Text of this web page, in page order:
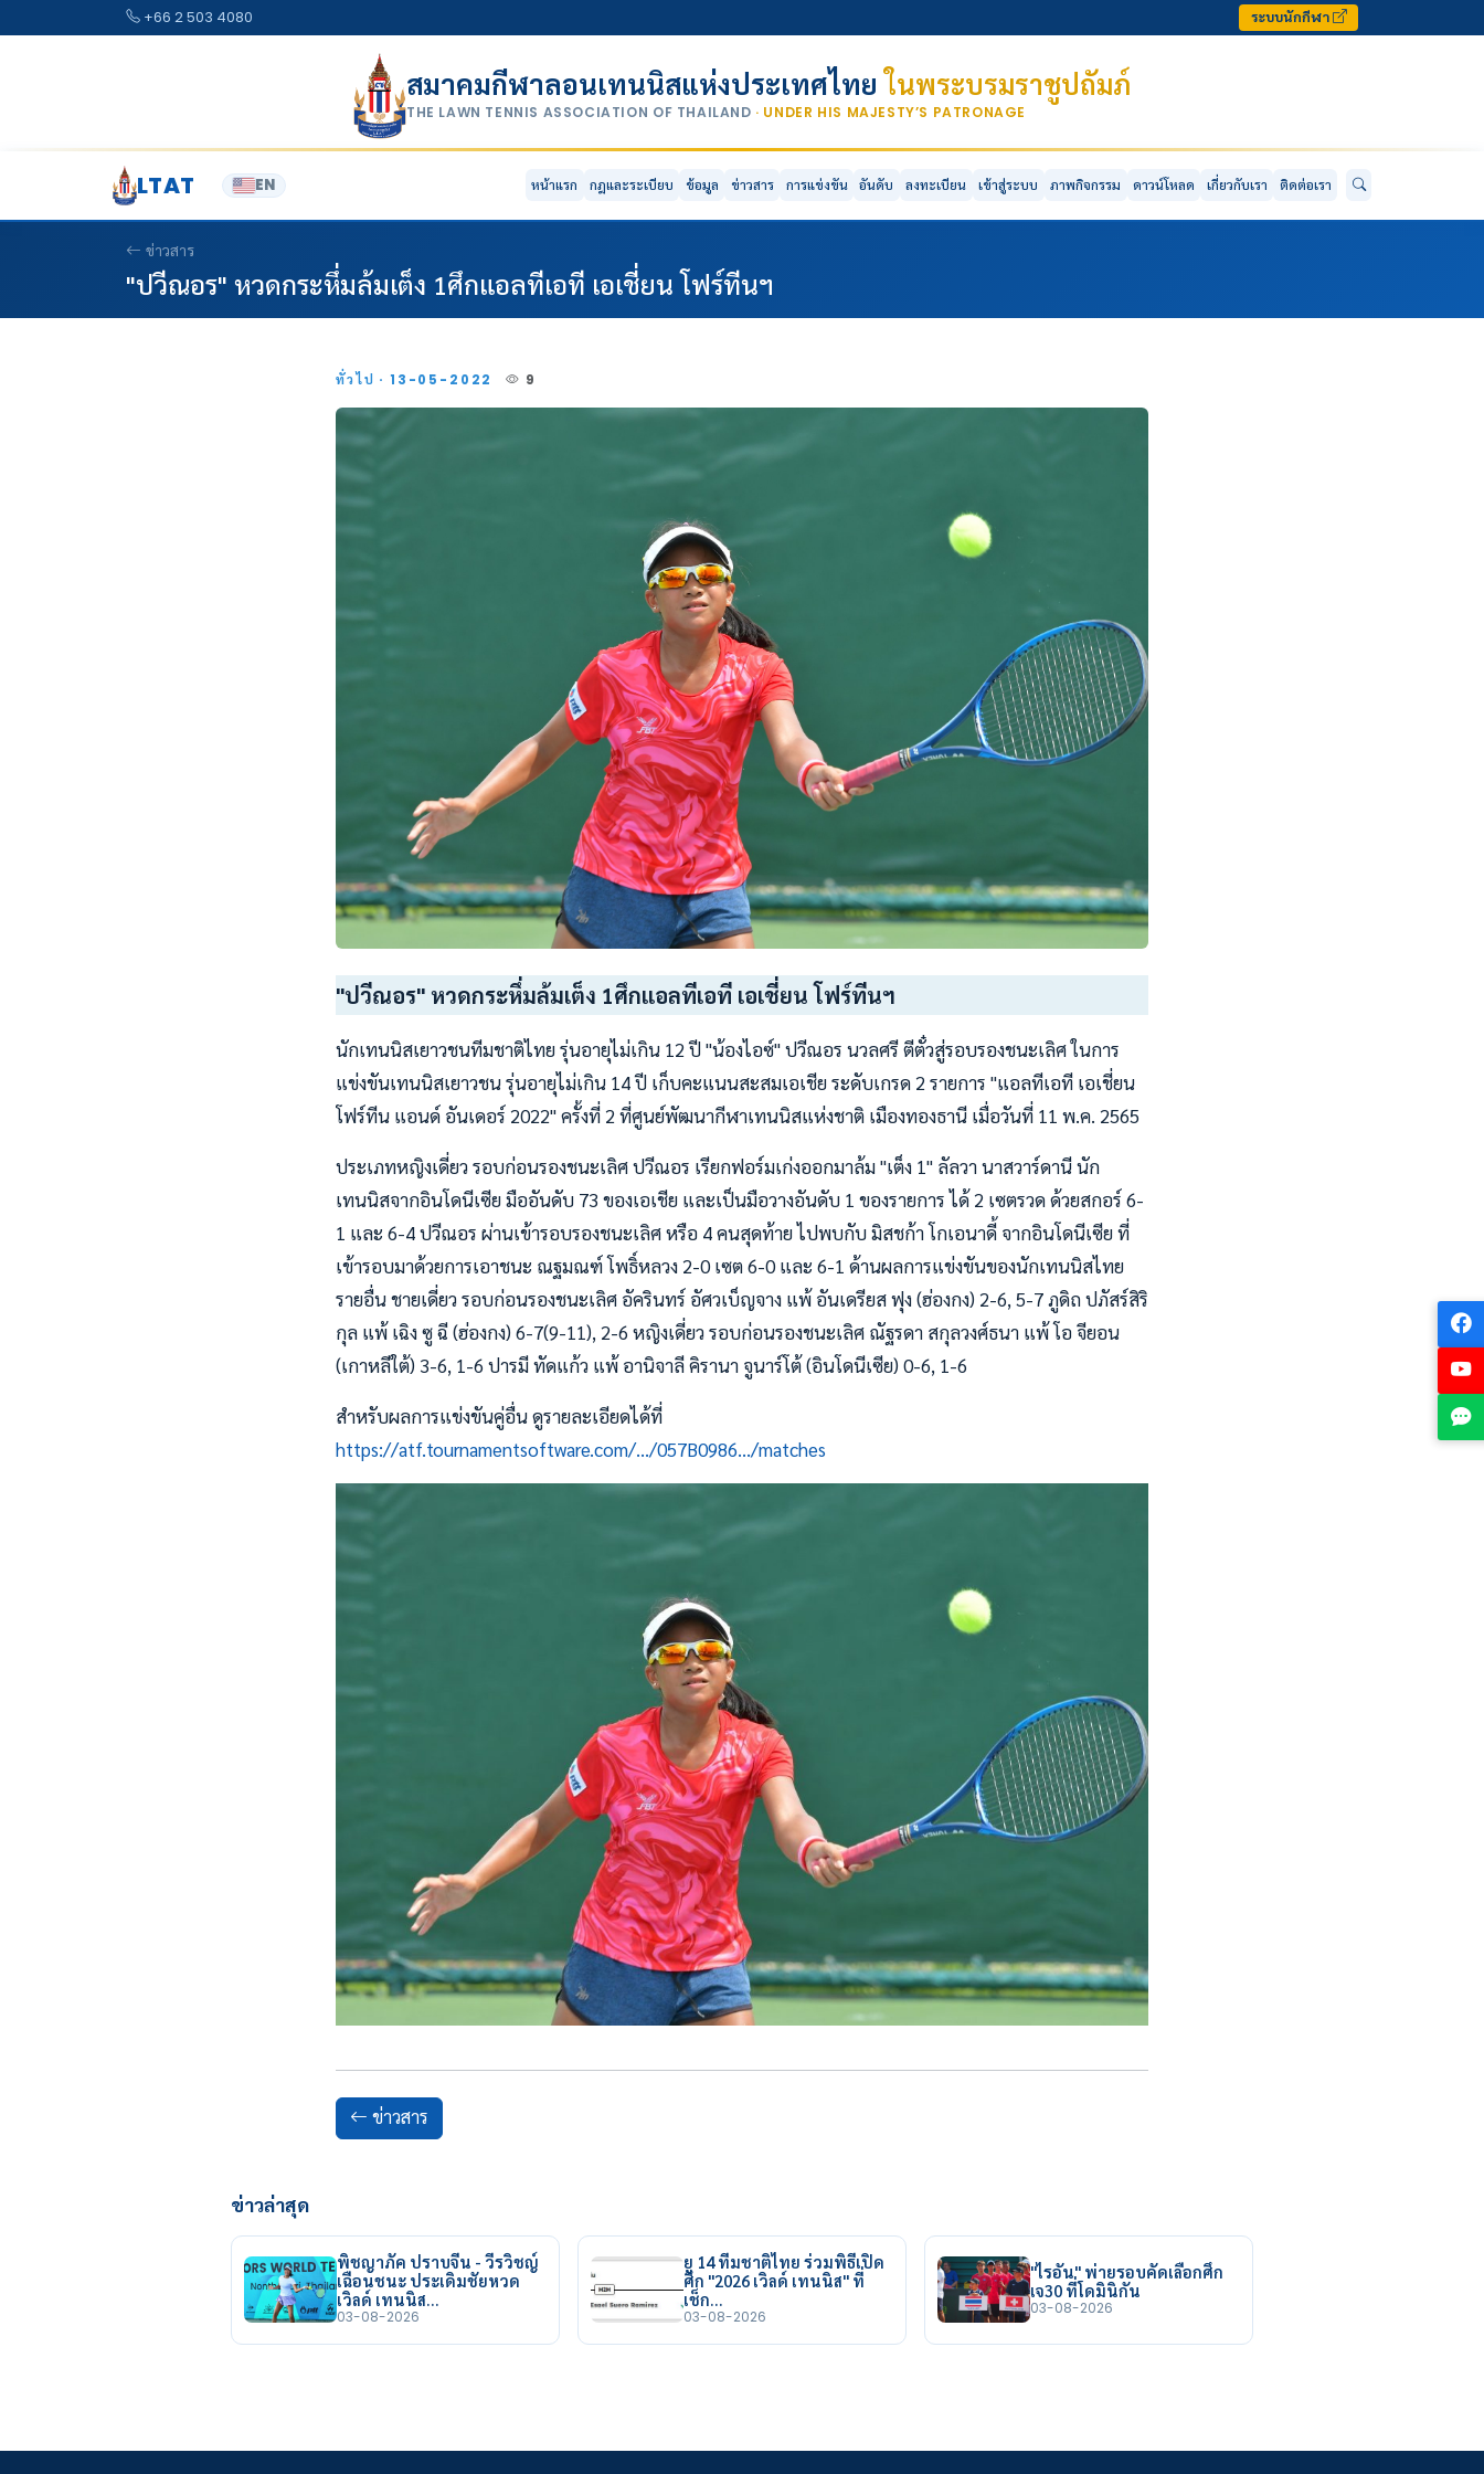
+66 2 503 4080 ระบบนักกีฬา
สมาคมกีฬาลอนเทนนิสแห่งประเทศไทยในพระบรมราชูปถัมภ์
THE LAWN TENNIS ASSOCIATION OF THAILAND · UNDER HIS MAJESTY’S PATRONAGE
LTAT EN หน้าแรก กฎและระเบียบ ข้อมูล ข่าวสาร การแข่งขัน อันดับ ลงทะเบียน เข้าสู่ระบบ ภาพกิจกรรม ดาวน์โหลด เกี่ยวกับเรา ติดต่อเรา
ข่าวสาร
"ปวีณอร" หวดกระหึ่มล้มเต็ง 1ศึกแอลทีเอที เอเชี่ยน โฟร์ทีนฯ
ทั่วไป · 13-05-2022 9
"ปวีณอร" หวดกระหึ่มล้มเต็ง 1ศึกแอลทีเอที เอเชี่ยน โฟร์ทีนฯ
นักเทนนิสเยาวชนทีมชาติไทย รุ่นอายุไม่เกิน 12 ปี "น้องไอซ์" ปวีณอร นวลศรี ตีตั๋วสู่รอบรองชนะเลิศ ในการ
แข่งขันเทนนิสเยาวชน รุ่นอายุไม่เกิน 14 ปี เก็บคะแนนสะสมเอเชีย ระดับเกรด 2 รายการ "แอลทีเอที เอเชี่ยน
โฟร์ทีน แอนด์ อันเดอร์ 2022" ครั้งที่ 2 ที่ศูนย์พัฒนากีฬาเทนนิสแห่งชาติ เมืองทองธานี เมื่อวันที่ 11 พ.ค. 2565
ประเภทหญิงเดี่ยว รอบก่อนรองชนะเลิศ ปวีณอร เรียกฟอร์มเก่งออกมาล้ม "เต็ง 1" ลัลวา นาสวาร์ดานี นัก
เทนนิสจากอินโดนีเซีย มืออันดับ 73 ของเอเชีย และเป็นมือวางอันดับ 1 ของรายการ ได้ 2 เซตรวด ด้วยสกอร์ 6-
1 และ 6-4 ปวีณอร ผ่านเข้ารอบรองชนะเลิศ หรือ 4 คนสุดท้าย ไปพบกับ มิสชก้า โกเอนาดี้ จากอินโดนีเซีย ที่
เข้ารอบมาด้วยการเอาชนะ ณฐมณฑ์ โพธิ์หลวง 2-0 เซต 6-0 และ 6-1 ด้านผลการแข่งขันของนักเทนนิสไทย
รายอื่น ชายเดี่ยว รอบก่อนรองชนะเลิศ อัครินทร์ อัศวเบ็ญจาง แพ้ อันเดรียส ฟุง (ฮ่องกง) 2-6, 5-7 ภูดิถ ปภัสร์สิริ
กุล แพ้ เฉิง ซู ฉี (ฮ่องกง) 6-7(9-11), 2-6 หญิงเดี่ยว รอบก่อนรองชนะเลิศ ณัฐรดา สกุลวงศ์ธนา แพ้ โอ จียอน
(เกาหลีใต้) 3-6, 1-6 ปารมี ทัดแก้ว แพ้ อานิจาลี คิรานา จูนาร์โต้ (อินโดนีเซีย) 0-6, 1-6
สำหรับผลการแข่งขันคู่อื่น ดูรายละเอียดได้ที่
https://atf.tournamentsoftware.com/.../057B0986.../matches
ข่าวสาร
ข่าวล่าสุด
พิชญาภัค ปราบจีน - วีรวิชญ์
เฉือนชนะ ประเดิมชัยหวด
เวิลด์ เทนนิส…
03-08-2026
ยู 14 ทีมชาติไทย ร่วมพิธีเปิด
ศึก "2026 เวิลด์ เทนนิส" ที่
เช็ก…
03-08-2026
"ไรอัน" พ่ายรอบคัดเลือกศึก
เจ30 ที่โดมินิกัน
03-08-2026